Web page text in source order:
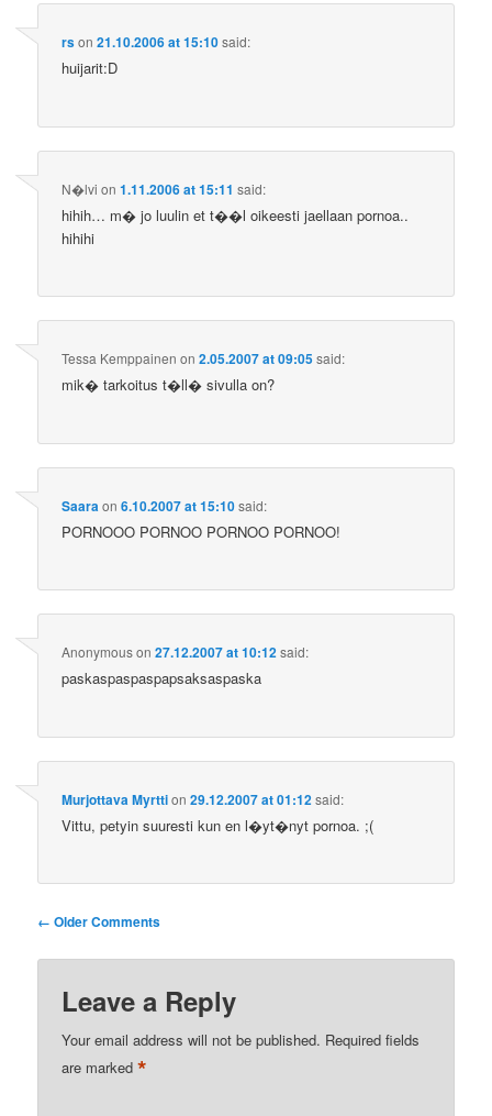
rson21.10.2006 at 15:10said:
huijarit:D
N�lvi on1.11.2006 at 15:11 said:
hihih… m� jo luulin et t��l oikeesti jaellaan pornoa..
hihihi
Tessa Kemppainen on2.05.2007 at 09:05said:
mik� tarkoitus t�ll� sivulla on?
Saaraon6.10.2007 at 15:10said:
PORNOOO PORNOO PORNOO PORNOO!
Anonymouson27.12.2007 at 10:12said:
paskaspaspaspapsaksaspaska
Murjottava Myrttion29.12.2007 at 01:12said:
Vittu, petyin suuresti kun en l�yt�nyt pornoa. ;(
Comment
← Older Comments
Leave a Reply
Your email address will not be published. Required fields
are marked*